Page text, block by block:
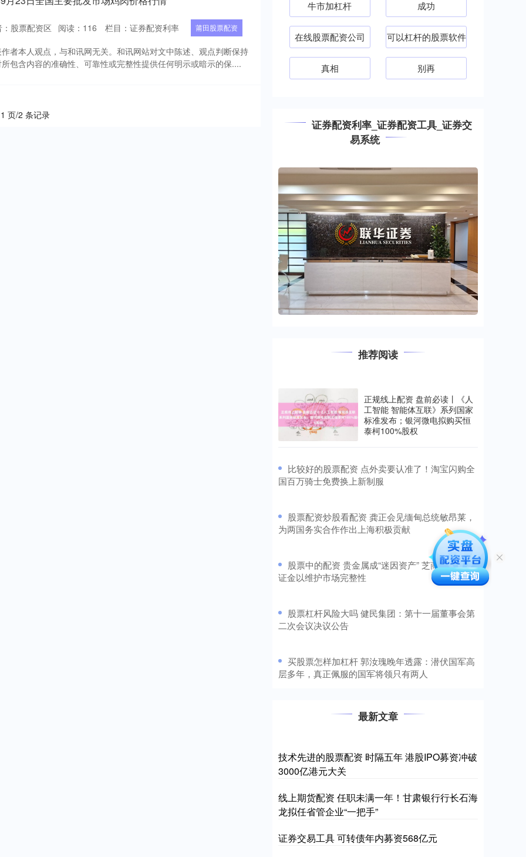
股票配资区 阅读： 116 栏目： 证券配资利率 莆田股票配资
者本人观点，与和讯网无关。和讯网站对文中陈述、观点判断保持
包含内容的准确性、可靠性或完整性提供任何明示或暗示的保....
页/2 条记录
牛市加杠杆 成功
在线股票配资公司 可以杠杆的股票软件
真相 别再
证券配资利率_证券配资工具_证券交
易系统
推荐阅读
正规线上配资 盘前必读丨《人
工智能 智能体互联》系列国家
标准发布；银河微电拟购买恒
泰柯100%股权
​比较好的股票配资 点外卖要认准了！淘宝闪购全
国百万骑士免费换上新制服
​股票配资炒股看配资 龚正会见缅甸总统敏昂莱，
为两国务实合作作出上海积极贡献
​股票中的配资 贵金属成“迷因资产” 芝商所上调保
证金以维护市场完整性
​股票杠杆风险大吗 健民集团：第十一届董事会第
二次会议决议公告
​买股票怎样加杠杆 郭汝瑰晚年透露：潜伏国军高
层多年，真正佩服的国军将领只有两人
最新文章
技术先进的股票配资 时隔五年 港股IPO募资冲破
3000亿港元大关
线上期货配资 任职未满一年！甘肃银行行长石海
龙拟任省管企业“一把手”
证券交易工具 可转债年内募资568亿元